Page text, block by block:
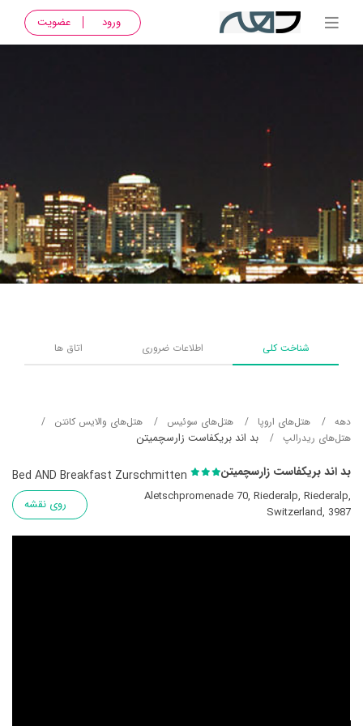
ورود عضویت
شناخت کلی اطلاعات ضروری اتاق ها
دهه هتل‌های اروپا هتل‌های سوئیس
هتل‌های والایس کانتن
هتل‌های ریدرالپ
بد اند بریکفاست زارسچمیتن
بد اند بریکفاست زارسچمیتن Bed AND Breakfast Zurschmitten
Aletschpromenade 70, Riederalp, Riederalp,
Switzerland, 3987
روی نقشه